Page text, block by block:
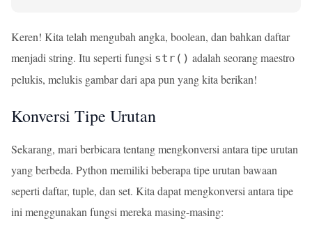
Keren! Kita telah mengubah angka, boolean, dan bahkan daftar
menjadi string. Itu seperti fungsi str() adalah seorang maestro
pelukis, melukis gambar dari apa pun yang kita berikan!
Konversi Tipe Urutan
Sekarang, mari berbicara tentang mengkonversi antara tipe urutan
yang berbeda. Python memiliki beberapa tipe urutan bawaan
seperti daftar, tuple, dan set. Kita dapat mengkonversi antara tipe
ini menggunakan fungsi mereka masing-masing: